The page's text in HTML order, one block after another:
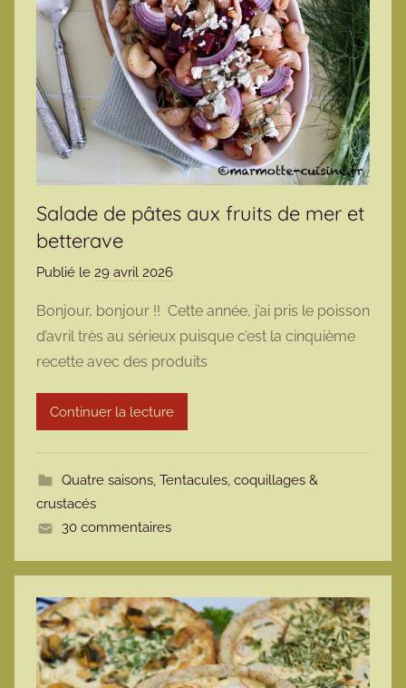
Salade de pâtes aux fruits de mer et
betterave
Publié le 29 avril 2026
r
m
a
r
m
t
Bonjour, bonjour !! Cette année, j’ai pris le poisson
d’avril très au sérieux puisque c’est la cinquième
recette avec des produits
Continuer la lecture
Quatre saisons, Tentacules, coquillages &
crustacés
30 commentaires